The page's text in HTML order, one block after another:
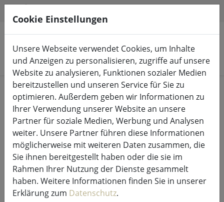
Produkte suchen
Start Lichterketten & Beleuchtung Lichterketten
Lumineo Durawise LED-
Lichterkette Basic Twinkle 192 LED
warmweiß außen 14,3 m
batteriebetrieben schwarz
Cookie Einstellungen
Unsere Webseite verwendet Cookies, um Inhalte
und Anzeigen zu personalisieren, zugriffe auf unsere
Website zu analysieren, Funktionen sozialer Medien
bereitzustellen und unseren Service für Sie zu
optimieren. Außerdem geben wir Informationen zu
Ihrer Verwendung unserer Website an unsere
Partner für soziale Medien, Werbung und Analysen
weiter. Unsere Partner führen diese Informationen
möglicherweise mit weiteren Daten zusammen, die
Sie ihnen bereitgestellt haben oder die sie im
Rahmen Ihrer Nutzung der Dienste gesammelt
haben. Weitere Informationen finden Sie in unserer
Erklärung zum Datenschutz.